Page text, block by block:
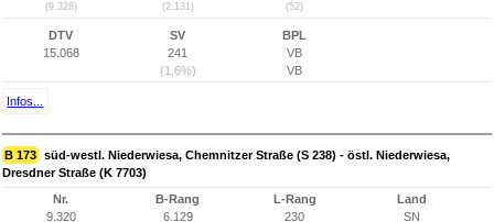
(9.328) (2.131) (52)
DTV
15.068
SV
241
(1,6%)
BPL
VB
VB
Infos...
B 173 süd-westl. Niederwiesa, Chemnitzer Straße (S 238) - östl. Niederwiesa,
Dresdner Straße (K 7703)
Nr.
9.320
B-Rang
6.129
L-Rang
230
Land
SN